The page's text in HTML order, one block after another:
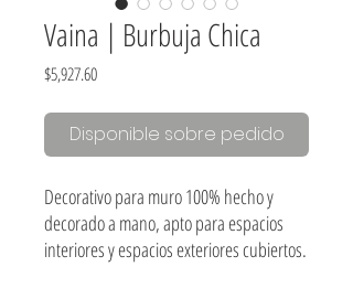
Vaina | Burbuja Chica
$5,927.60Precio
Disponible sobre pedido
Decorativo para muro 100% hecho y
decorado a mano, apto para espacios
interiores y espacios exteriores cubiertos.